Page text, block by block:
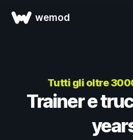
wemod
Tutti gli oltre
Trainer e